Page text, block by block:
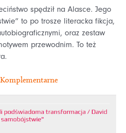
spędził na Alasce. Jego
to po trosze literacka fikcja,
oraz zestaw
przewodnim. To też